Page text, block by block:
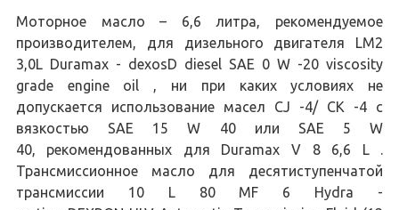
Моторное масло – 6,6 литра, рекомендуемое
производителем, для дизельного двигателя LM2
3,0L Duramax - dexosD diesel SAE 0 W -20 viscosity
grade engine oil , ни при каких условиях не
допускается использование масел CJ -4/ CK -4 с
вязкостью SAE 15 W 40 или SAE 5 W
40, рекомендованных для Duramax V 8 6,6 L .
Трансмиссионное масло для десятиступенчатой
трансмиссии 10 L 80 MF 6 Hydra -